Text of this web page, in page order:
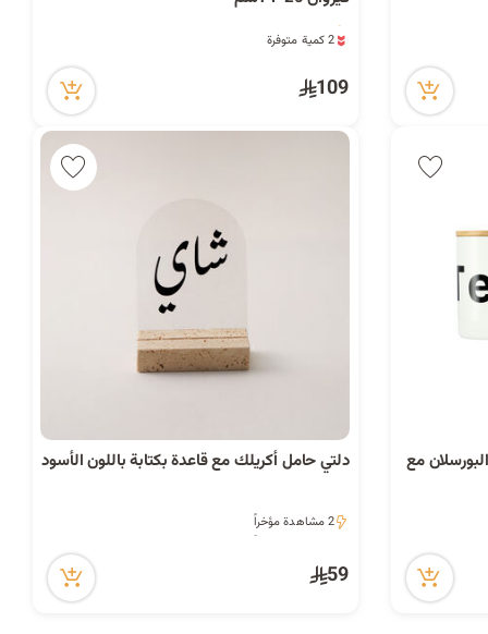
ت
ل
ب
ح
2 كمية متوفرة
109
مع
دلتي حامل أكريلك مع قاعدة بكتابة باللون الأسود
2 مشاهدة مؤخراً
59